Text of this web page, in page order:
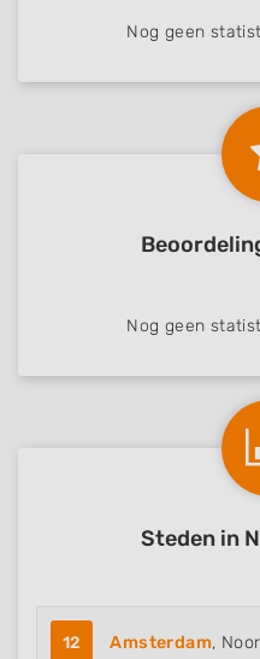
Nog geen
Nog geen
Steden in
12 Amsterdam,